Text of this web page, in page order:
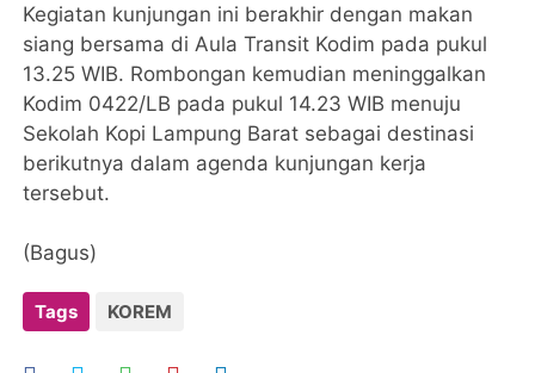
Kegiatan kunjungan ini berakhir dengan makan
siang bersama di Aula Transit Kodim pada pukul
13.25 WIB. Rombongan kemudian meninggalkan
Kodim 0422/LB pada pukul 14.23 WIB menuju
Sekolah Kopi Lampung Barat sebagai destinasi
berikutnya dalam agenda kunjungan kerja
tersebut.
(Bagus)
Tags KOREM